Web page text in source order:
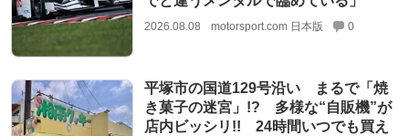
2026.08.08 motorsport.com 日本版 0
平塚市の国道129号沿い まるで「焼
き菓子の迷宮」!? 多様な“自販機”が
店内ビッシリ!! 24時間いつでも買え